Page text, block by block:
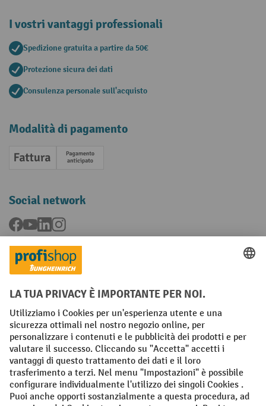
I vostri vantaggi professionali
Spedizione gratuita a partire da 50€
Protezione sicura dei dati
Consulenza personale sull'acquisto
Modalità di pagamento
Fattura Pagamento anticipato
Social network
Facebook
YouTubeLinkedInInstagram
Condizioni Generali di Vendita
Dichiarazione di protezione dei dati Impronta
Impostazioni sulla privacy
All prices excl. VAT plusshipping costsand possible delivery charges,
if not stated otherwise.
¹ Lo sconto è valido fino a esaurimento scorte. Lo sconto non si applica